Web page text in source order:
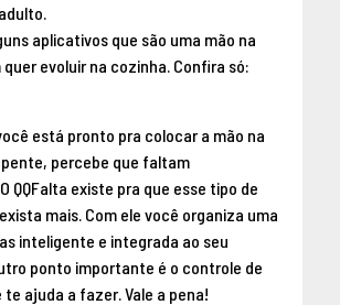
aplicativos que são uma mão na
evoluir na cozinha. Confira só:
está pronto pra colocar a mão na
percebe que faltam
QQFalta existe pra que esse tipo de
mais. Com ele você organiza uma
inteligente e integrada ao seu
ponto importante é o controle de
ajuda a fazer. Vale a pena!